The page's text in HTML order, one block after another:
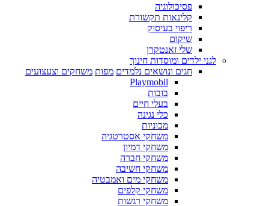
פסיכולוגיה
קלינאות תקשורת
ריפוי בעיסוק
שיקום
שלי זאנטקרן
לגני ילדים ומוסדות חינוך
חגים ונושאים נלמדים מפות משחקים וצעצועים
Playmobil
בובות
בעלי חיים
כלי נגינה
מכוניות
משחקי אסטרטגיה
משחקי דמיון
משחקי חברה
משחקי חשיבה
משחקי מים ואמבטיה
משחקי קלפים
משחקי רגשות